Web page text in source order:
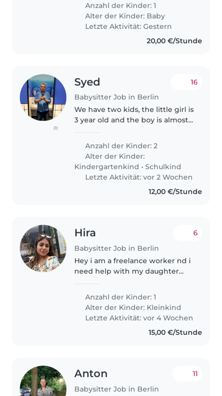
Hausarbeiten vertraut sein.
Mehrsprachigkeit in Deutsch,..
Anzahl der Kinder: 1
Alter der Kinder: Baby
Letzte Aktivität: Gestern
20,00 €/Stunde
(1)
Syed
Babysitter Job in Berlin
16
We have two kids, the little girl is
3 year old and the boy is almost
moved to Germany so they don't
speak German right now, but
willing to learn quickly.
Anzahl der Kinder: 2
Alter der Kinder:
Kindergartenkind •Schulkind
Letzte Aktivität: vor 2 Wochen
12,00 €/Stunde
Hira
Babysitter Job in Berlin
6
Hey i am a freelance worker nd i
need help with my daughter
Anzahl der Kinder: 1
Alter der Kinder: Kleinkind
Letzte Aktivität: vor 4 Wochen
15,00 €/Stunde
Anton
Babysitter Job in Berlin
11